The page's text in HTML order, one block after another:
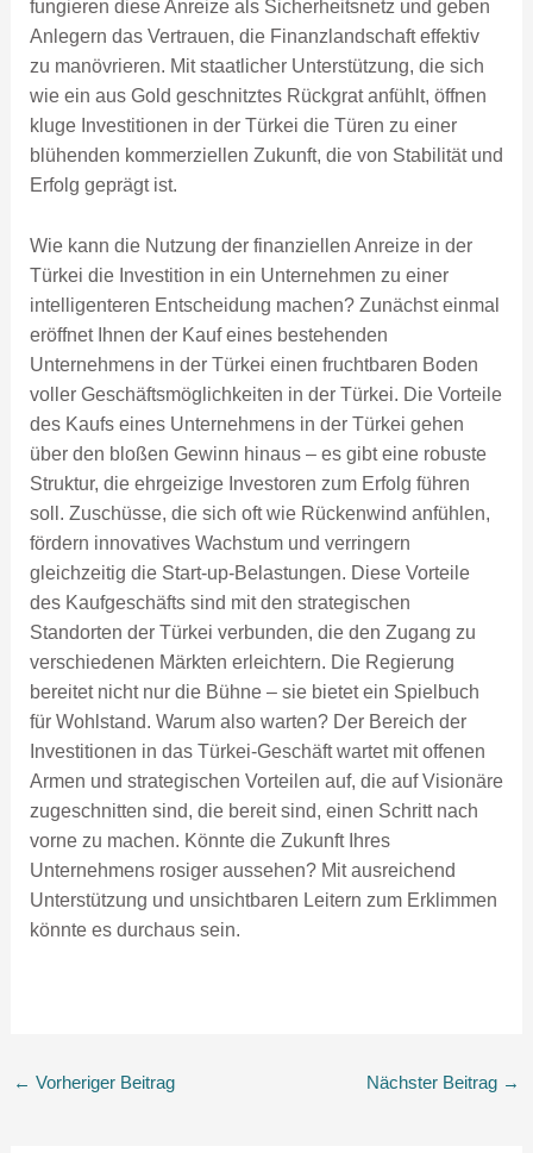
fungieren diese Anreize als Sicherheitsnetz und geben
Anlegern das Vertrauen, die Finanzlandschaft effektiv
zu manövrieren. Mit staatlicher Unterstützung, die sich
wie ein aus Gold geschnitztes Rückgrat anfühlt, öffnen
kluge Investitionen in der Türkei die Türen zu einer
blühenden kommerziellen Zukunft, die von Stabilität und
Erfolg geprägt ist.
Wie kann die Nutzung der finanziellen Anreize in der
Türkei die Investition in ein Unternehmen zu einer
intelligenteren Entscheidung machen? Zunächst einmal
eröffnet Ihnen der Kauf eines bestehenden
Unternehmens in der Türkei einen fruchtbaren Boden
voller Geschäftsmöglichkeiten in der Türkei. Die Vorteile
des Kaufs eines Unternehmens in der Türkei gehen
über den bloßen Gewinn hinaus – es gibt eine robuste
Struktur, die ehrgeizige Investoren zum Erfolg führen
soll. Zuschüsse, die sich oft wie Rückenwind anfühlen,
fördern innovatives Wachstum und verringern
gleichzeitig die Start-up-Belastungen. Diese Vorteile
des Kaufgeschäfts sind mit den strategischen
Standorten der Türkei verbunden, die den Zugang zu
verschiedenen Märkten erleichtern. Die Regierung
bereitet nicht nur die Bühne – sie bietet ein Spielbuch
für Wohlstand. Warum also warten? Der Bereich der
Investitionen in das Türkei-Geschäft wartet mit offenen
Armen und strategischen Vorteilen auf, die auf Visionäre
zugeschnitten sind, die bereit sind, einen Schritt nach
vorne zu machen. Könnte die Zukunft Ihres
Unternehmens rosiger aussehen? Mit ausreichend
Unterstützung und unsichtbaren Leitern zum Erklimmen
könnte es durchaus sein.
← Vorheriger Beitrag Nächster Beitrag →